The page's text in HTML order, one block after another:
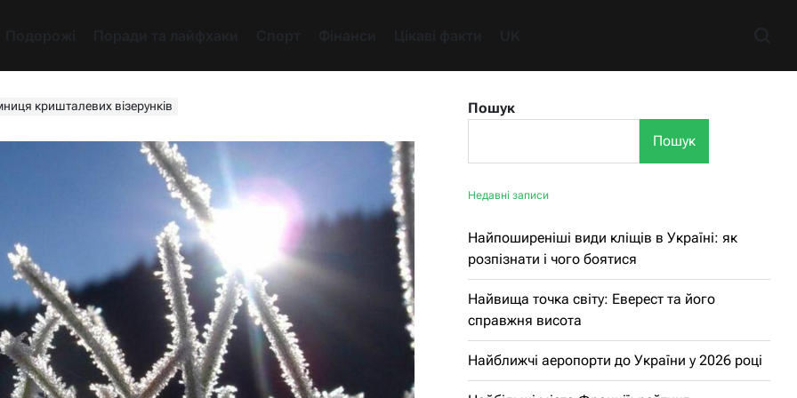
кришталевих візерунків
Пошук
Пошук
Недавні записи
Найпоширеніші види кліщів в Україні: як
розпізнати і чого боятися
Найвища точка світу: Еверест та його
справжня висота
Найближчі аеропорти до України у 2026 році